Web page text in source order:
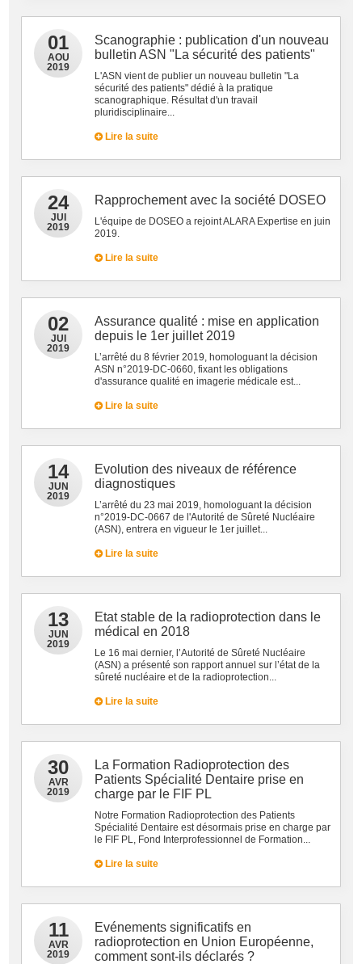
01
AOU
2019
Scanographie : publication d'un nouveau
bulletin ASN "La sécurité des patients"
L'ASN vient de publier un nouveau bulletin "La
sécurité des patients" dédié à la pratique
scanographique. Résultat d'un travail
pluridisciplinaire...
Lire la suite
24
JUI
2019
Rapprochement avec la société DOSEO
L'équipe de DOSEO a rejoint ALARA Expertise en juin
2019.
Lire la suite
02
JUI
2019
Assurance qualité : mise en application
depuis le 1er juillet 2019
L’arrêté du 8 février 2019, homologuant la décision
ASN n°2019-DC-0660, fixant les obligations
d'assurance qualité en imagerie médicale est...
Lire la suite
14
JUN
2019
Evolution des niveaux de référence
diagnostiques
L’arrêté du 23 mai 2019, homologuant la décision
n°2019-DC-0667 de l'Autorité de Sûreté Nucléaire
(ASN), entrera en vigueur le 1er juillet...
Lire la suite
13
JUN
2019
Etat stable de la radioprotection dans le
médical en 2018
Le 16 mai dernier, l’Autorité de Sûreté Nucléaire
(ASN) a présenté son rapport annuel sur l’état de la
sûreté nucléaire et de la radioprotection...
Lire la suite
30
AVR
2019
La Formation Radioprotection des
Patients Spécialité Dentaire prise en
charge par le FIF PL
Notre Formation Radioprotection des Patients
Spécialité Dentaire est désormais prise en charge par
le FIF PL, Fond Interprofessionnel de Formation...
Lire la suite
11
AVR
2019
Evénements significatifs en
radioprotection en Union Européenne,
comment sont-ils déclarés ?